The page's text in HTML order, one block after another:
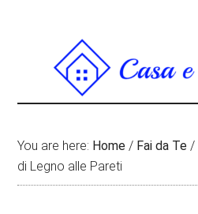
You are here: Home / Fai da Te /
di Legno alle Pareti